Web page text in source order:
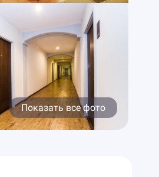
Показать все фото